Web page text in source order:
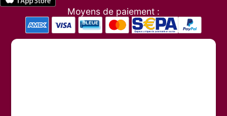
Moyens de paiement :